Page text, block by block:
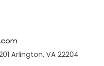
Arlington, VA 22204